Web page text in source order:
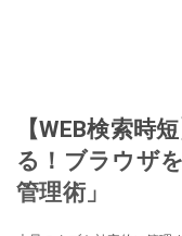
【WEB検索時
る！ブラウザ
管理術」